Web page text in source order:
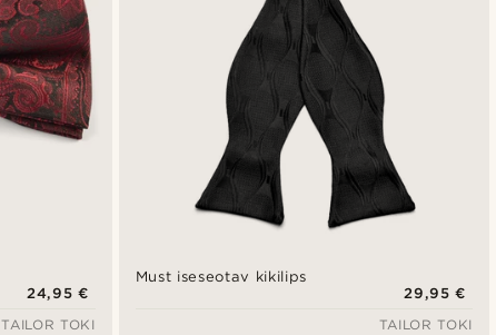
24,95 €
TAILOR TOKI
Must iseseotav kikilips
29,95 €
TAILOR TOKI